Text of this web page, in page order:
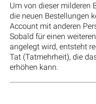
Um von dieser milderen
die neuen Bestellungen
Account mit anderen
Sobald für einen
angelegt wird, entsteht
Tat (Tatmehrheit), die
erhöhen kann.